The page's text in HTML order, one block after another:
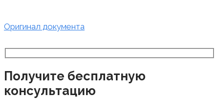
Оригинал документа
Получите бесплатную
консультацию